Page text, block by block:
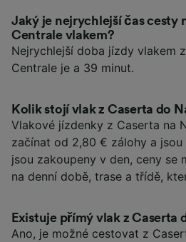
Jaký je nejrychlejší čas cesty
Centrale vlakem?
Nejrychlejší doba jízdy vlakem
Centrale je a 39 minut.
Kolik stojí vlak z Caserta do
Vlakové jízdenky z Caserta na
začínat od 2,80 € zálohy a
jsou zakoupeny v den, ceny se
na denní době, trase a třídě,
Existuje přímý vlak z Caserta
Ano, je možné cestovat z